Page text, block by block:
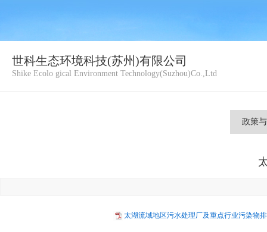
世科生态环境科技(苏州)有限公司
Shike Ecolo gical Environment Technology(Suzhou)Co.,Ltd
政策
太湖流域地区污水处理厂及重点行业污染物